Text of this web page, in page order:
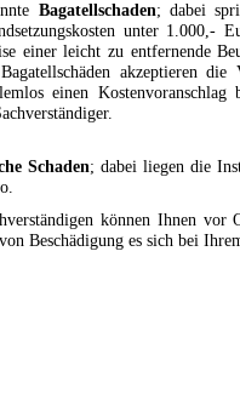
Bagatellschaden; dabei
unter 1.000,-
einer leicht zu entfernende
akzeptieren die
einen Kostenvoranschlag
Schaden; dabei liegen die
können Ihnen
Beschädigung es sich bei